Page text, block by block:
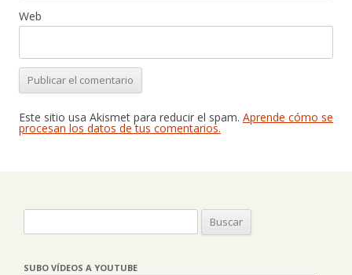
Web
Este sitio usa Akismet para reducir el spam. Aprende cómo se
procesan los datos de tus comentarios.
SUBO VÍDEOS A YOUTUBE